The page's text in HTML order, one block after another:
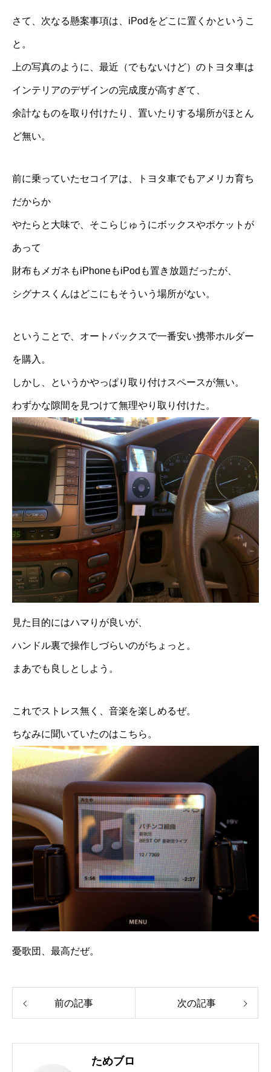
さて、次なる懸案事項は、iPodをどこに置くかというこ
と。
上の写真のように、最近（でもないけど）のトヨタ車は
インテリアのデザインの完成度が高すぎて、
余計なものを取り付けたり、置いたりする場所がほとん
ど無い。
前に乗っていたセコイアは、トヨタ車でもアメリカ育ち
だからか
やたらと大味で、そこらじゅうにボックスやポケットが
あって
財布もメガネもiPhoneもiPodも置き放題だったが、
シグナスくんはどこにもそういう場所がない。
ということで、オートバックスで一番安い携帯ホルダー
を購入。
しかし、というかやっぱり取り付けスペースが無い。
わずかな隙間を見つけて無理やり取り付けた。
見た目的にはハマりが良いが、
ハンドル裏で操作しづらいのがちょっと。
まあでも良しとしよう。
これでストレス無く、音楽を楽しめるぜ。
ちなみに聞いていたのはこちら。
憂歌団、最高だぜ。
前の記事 次の記事
ためブロ